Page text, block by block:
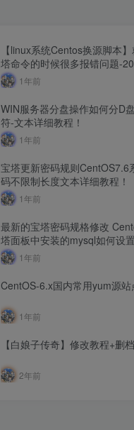
【linux系统Centos换源脚本
塔命令的时候很多报错问题-
最新打包整理-解决小厂服务器
1年前
WIN服务器分盘操作如何分D
符-文本详细教程！
1年前
宝塔更新密码规则CentOS7.6
码不限制长度文本详细教程！
1年前
最新的宝塔密码规格修改
塔面板中安装的mysql如何设
度文本详细教程！！
1年前
CentOS-6.x国内常用yum源站
1年前
【白娘子传奇】修改教程+删
2年前